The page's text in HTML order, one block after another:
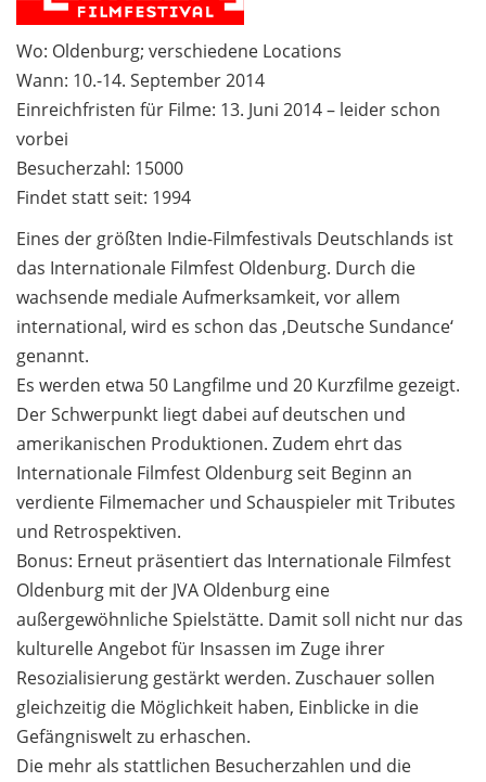
Wo: Oldenburg; verschiedene Locations
Wann: 10.-14. September 2014
Einreichfristen für Filme: 13. Juni 2014 – leider schon
vorbei
Besucherzahl: 15000
Findet statt seit: 1994
Eines der größten Indie-Filmfestivals Deutschlands ist
das Internationale Filmfest Oldenburg. Durch die
wachsende mediale Aufmerksamkeit, vor allem
international, wird es schon das ‚Deutsche Sundance‘
genannt.
Es werden etwa 50 Langfilme und 20 Kurzfilme gezeigt.
Der Schwerpunkt liegt dabei auf deutschen und
amerikanischen Produktionen. Zudem ehrt das
Internationale Filmfest Oldenburg seit Beginn an
verdiente Filmemacher und Schauspieler mit Tributes
und Retrospektiven.
Bonus: Erneut präsentiert das Internationale Filmfest
Oldenburg mit der JVA Oldenburg eine
außergewöhnliche Spielstätte. Damit soll nicht nur das
kulturelle Angebot für Insassen im Zuge ihrer
Resozialisierung gestärkt werden. Zuschauer sollen
gleichzeitig die Möglichkeit haben, Einblicke in die
Gefängniswelt zu erhaschen.
Die mehr als stattlichen Besucherzahlen und die